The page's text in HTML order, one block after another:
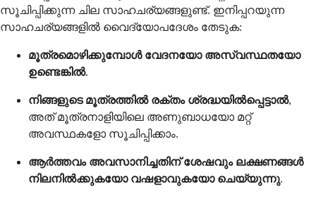
സൂചിപ്പിക്കുന്ന ചില സാഹചര്യങ്ങളുണ്ട്. ഇനിപ്പറയുന്ന
സാഹചര്യങ്ങളിൽ വൈദ്യോപദേശം തേടുക:
മൂത്രമൊഴിക്കുമ്പോൾ വേദനയോ അസ്വസ്ഥതയോ
ഉണ്ടെങ്കിൽ.
നിങ്ങളുടെ മൂത്രത്തിൽ രക്തം ശ്രദ്ധയിൽപ്പെട്ടാൽ,
അത് മൂത്രനാളിയിലെ അണുബാധയോ മറ്റ്
അവസ്ഥകളോ സൂചിപ്പിക്കാം.
ആർത്തവം അവസാനിച്ചതിന് ശേഷവും ലക്ഷണങ്ങൾ
നിലനിൽക്കുകയോ വഷളാവുകയോ ചെയ്യുന്നു.